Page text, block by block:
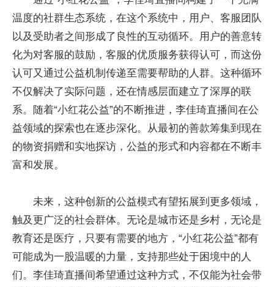
温度的社群生态系统，在这个系统中，用户、客服团队
以及受助者之间形成了良性的互动循环。用户的善意转
化为对客服的鼓励，客服的优质服务获得认可，而这份
认可又通过公益机制传递至需要帮助的人群。这种循环
不仅解决了实际问题，还在情感层面建立了深厚的联
系。随着“小红花公益”的不断推进，李佳琦直播间在公
益领域的探索也在逐步深化。从最初的善款筹集到现在
的物资捐赠和实地探访，公益的形式和内容都在不断丰
富和发展。
未来，这种创新的公益模式有望拓展到更多领域，
触及更广泛的社会群体。无论是城市还是乡村，无论是
教育还是医疗，只要有需要的地方，“小红花公益”都有
可能成为一股温暖的力量，支持那些处于困境中的人
们。李佳琦直播间希望通过这种方式，不仅能为社会带